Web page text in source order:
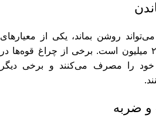
روشن بماند، یکی از معیارهای
انتخاب بهترین چراغ قوه تا ۲ میلیون است. برخی از چراغ قوه‌ها در
را مصرف می‌کنند و برخی دیگر
و ضربه